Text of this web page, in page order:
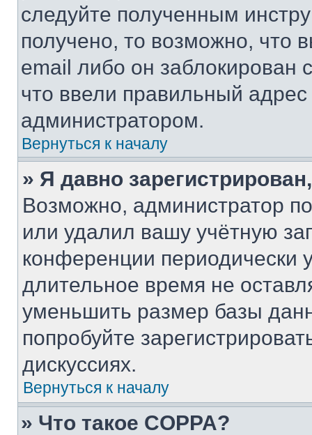
следуйте полученным
получено, то возможно, что
email либо он
что ввели правильный адрес
администратором.
Вернуться к началу
» Я давно
Возможно, администратор
или удалил вашу учётную
конференции периодически
длительное время не
уменьшить размер базы
попробуйте
дискуссиях.
Вернуться к началу
» Что такое COPPA?